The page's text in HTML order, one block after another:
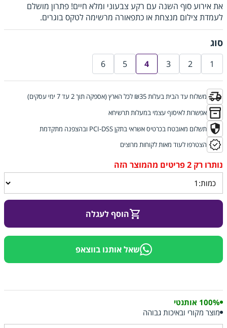
את אירוע סוף השנה עם רקע צבעוני ומלא חיים! פתרון מושלם
לעמדת צילום מנצחת או כתפאורה מרשימה לטקס בוגרים.
סוג
1
2
3
4
5
6
משלוח עד הבית בעלות ₪35 לכל הארץ (אספקה תוך 2 עד 7 ימי עסקים)
אפשרות לאיסוף עצמי במעלות תרשיחא
תשלום מאובטח בכרטיס אשראי בתקן PCI-DSS ובהצפנה מתקדמת
הצטרפו לעוד מאות לקוחות מרוצים
הוסף לעגלה
שאל אותנו בווצאפ
100% אותנטי
מוצר מקורי ובאיכות גבוהה